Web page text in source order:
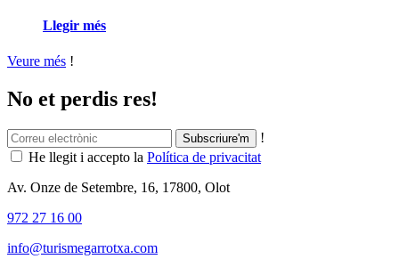
Llegir més
Veure més !
No et perdis res!
!
He llegit i accepto la Política de privacitat
Av. Onze de Setembre, 16, 17800, Olot
972 27 16 00
info@turismegarrotxa.com